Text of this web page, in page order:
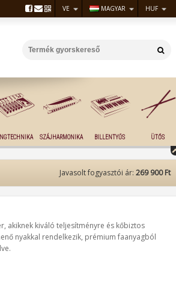
VE MAGYAR HUF
SZÁJHARMONIKA BILLENTYŰS ÜTŐS
Javasolt fogyasztói ár: 269 900 Ft
akiknek kiváló teljesítményre és kőbiztos
nyakkal rendelkezik, prémium faanyagból